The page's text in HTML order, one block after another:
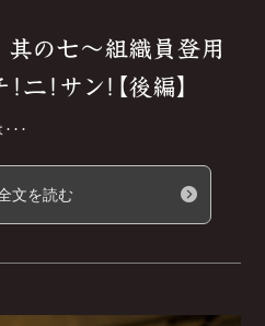
の七～組織員登用
二！サン！【後編】
･･
文を読む